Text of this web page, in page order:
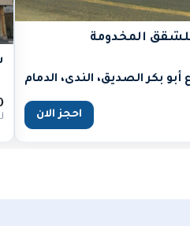
المخدومة
بكر الصديق، الندى، الدمام
احجز الان